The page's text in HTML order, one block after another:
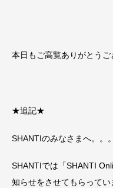
本日もご高覧ありがとうご
★追記★
SHANTIのみなさまへ。。。
SHANTIでは「SHANTI
知らせをさせてもらってい